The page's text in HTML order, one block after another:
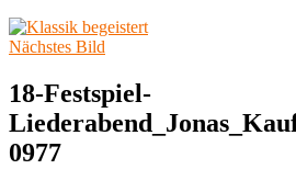
Nächstes Bild
18-Festspiel-
0977